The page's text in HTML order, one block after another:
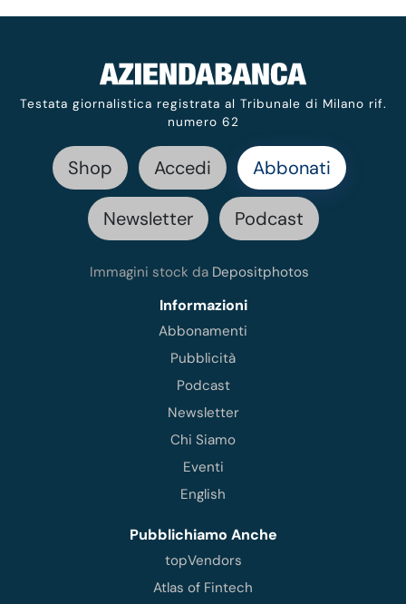
Testata giornalistica registrata al Tribunale di Milano rif.
numero 62
Shop Accedi Abbonati
Newsletter Podcast
Immagini stock da Depositphotos
Informazioni
Abbonamenti
Pubblicità
Podcast
Newsletter
Chi Siamo
Eventi
English
Pubblichiamo Anche
topVendors
Atlas of Fintech